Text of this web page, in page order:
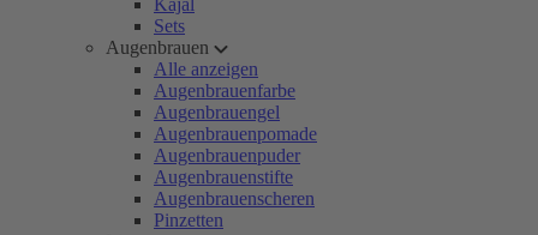
Kajal
Sets
Augenbrauen
Alle anzeigen
Augenbrauenfarbe
Augenbrauengel
Augenbrauenpomade
Augenbrauenpuder
Augenbrauenstifte
Augenbrauenscheren
Pinzetten